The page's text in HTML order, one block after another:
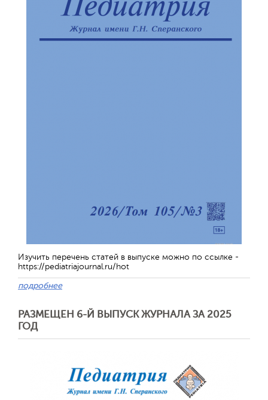
Изучить перечень статей в выпуске можно по ссылке -
https://pediatriajournal.ru/hot
подробнее
РАЗМЕЩЕН 6-Й ВЫПУСК ЖУРНАЛА ЗА 2025
ГОД